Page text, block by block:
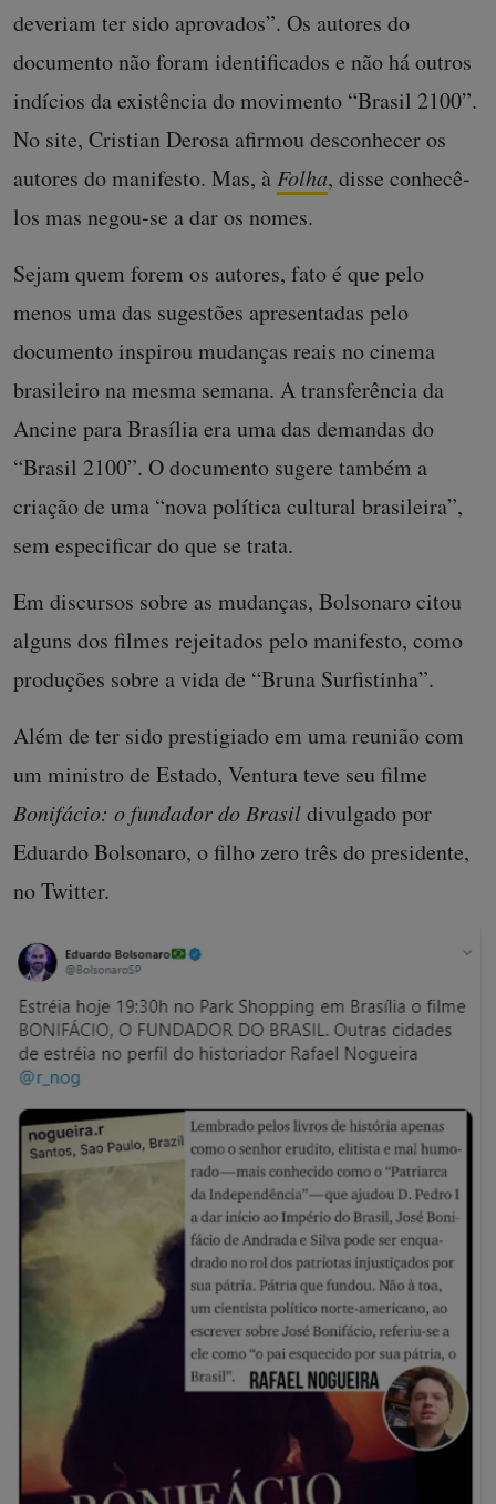
deveriam ter sido aprovados”. Os autores do
documento não foram identificados e não há outros
indícios da existência do movimento “Brasil 2100”.
No site, Cristian Derosa afirmou desconhecer os
autores do manifesto. Mas, à Folha, disse conhecê-
los mas negou-se a dar os nomes.
Sejam quem forem os autores, fato é que pelo
menos uma das sugestões apresentadas pelo
documento inspirou mudanças reais no cinema
brasileiro na mesma semana. A transferência da
Ancine para Brasília era uma das demandas do
“Brasil 2100”. O documento sugere também a
criação de uma “nova política cultural brasileira”,
sem especificar do que se trata.
Em discursos sobre as mudanças, Bolsonaro citou
alguns dos filmes rejeitados pelo manifesto, como
produções sobre a vida de “Bruna Surfistinha”.
Além de ter sido prestigiado em uma reunião com
um ministro de Estado, Ventura teve seu filme
Bonifácio: o fundador do Brasildivulgado por
Eduardo Bolsonaro, o filho zero três do presidente,
no Twitter.